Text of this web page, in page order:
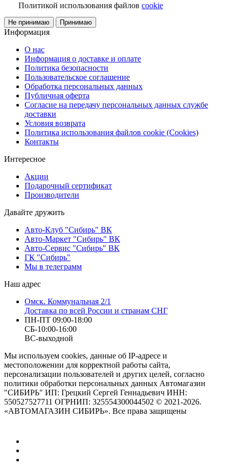
Политикой использования файлов cookie
Не принимаю Принимаю
Информация
О нас
Информация о доставке и оплате
Политика безопасности
Пользовательское соглашение
Обработка персональных данных
Публичная оферта
Согласие на передачу персональных данных службе
доставки
Условия возврата
Политика использования файлов cookie (Cookies)
Контакты
Интересное
Акции
Подарочный сертификат
Производители
Давайте дружить
Авто-Клуб "Сибирь" ВК
Авто-Маркет "Сибирь" ВК
Авто-Сервис "Сибирь" ВК
ГК "Сибирь"
Мы в телеграмм
Наш адрес
Омск. Коммунальная 2/1
Доставка по всей России и странам СНГ
ПН-ПТ 09:00-18:00
СБ-10:00-16:00
ВС-выходной
Мы используем cookies, данные об IP-адресе и
местоположении для корректной работы сайта,
персонализации пользователей и других целей, согласно
политики обработки персональных данных Автомагазин
"СИБИРЬ" ИП: Грецкий Сергей Геннадьевич ИНН:
550527527711 ОГРНИП: 325554300044502 © 2021-2026.
«АВТОМАГАЗИН СИБИРЬ». Все права защищены